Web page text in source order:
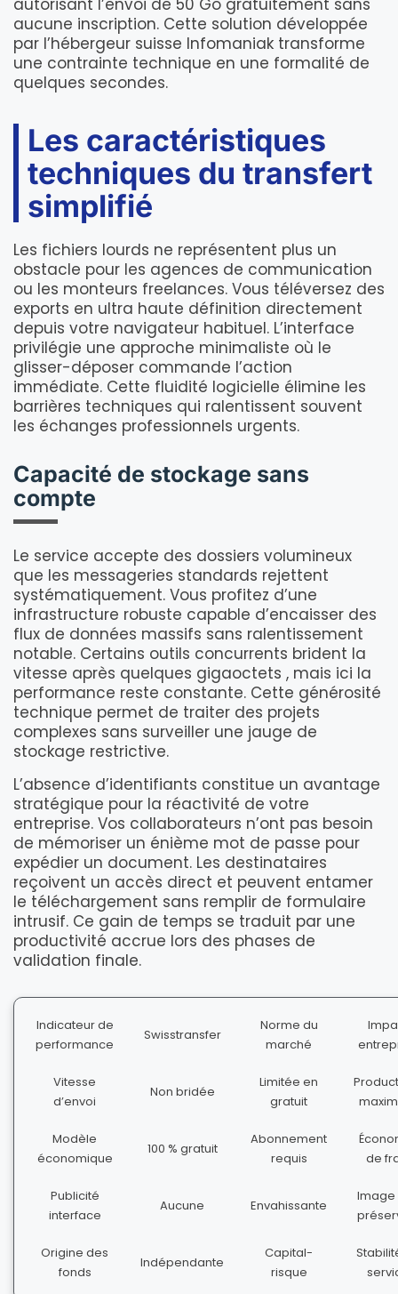
autorisant l’envoi de 50 Go gratuitement sans
aucune inscription. Cette solution développée
par l’hébergeur suisse Infomaniak transforme
une contrainte technique en une formalité de
quelques secondes.
Les caractéristiques
techniques du transfert
simplifié
Les fichiers lourds ne représentent plus un
obstacle pour les agences de communication
ou les monteurs freelances. Vous téléversez des
exports en ultra haute définition directement
depuis votre navigateur habituel. L’interface
privilégie une approche minimaliste où le
glisser-déposer commande l’action
immédiate. Cette fluidité logicielle élimine les
barrières techniques qui ralentissent souvent
les échanges professionnels urgents.
Capacité de stockage sans
compte
Le service accepte des dossiers volumineux
que les messageries standards rejettent
systématiquement. Vous profitez d’une
infrastructure robuste capable d’encaisser des
flux de données massifs sans ralentissement
notable. Certains outils concurrents brident la
vitesse après quelques gigaoctets , mais ici la
performance reste constante. Cette générosité
technique permet de traiter des projets
complexes sans surveiller une jauge de
stockage restrictive.
L’absence d’identifiants constitue un avantage
stratégique pour la réactivité de votre
entreprise. Vos collaborateurs n’ont pas besoin
de mémoriser un énième mot de passe pour
expédier un document. Les destinataires
reçoivent un accès direct et peuvent entamer
le téléchargement sans remplir de formulaire
intrusif. Ce gain de temps se traduit par une
productivité accrue lors des phases de
validation finale.
Indicateur de
performance
Swisstransfer
Norme du
marché
Vitesse
d’envoi
Non bridée
Limitée en
gratuit
Modèle
économique
100 % gratuit
Abonnement
requis
de
Publicité
interface
Aucune Envahissante
Origine des
fonds
Indépendante
Capital-
risque